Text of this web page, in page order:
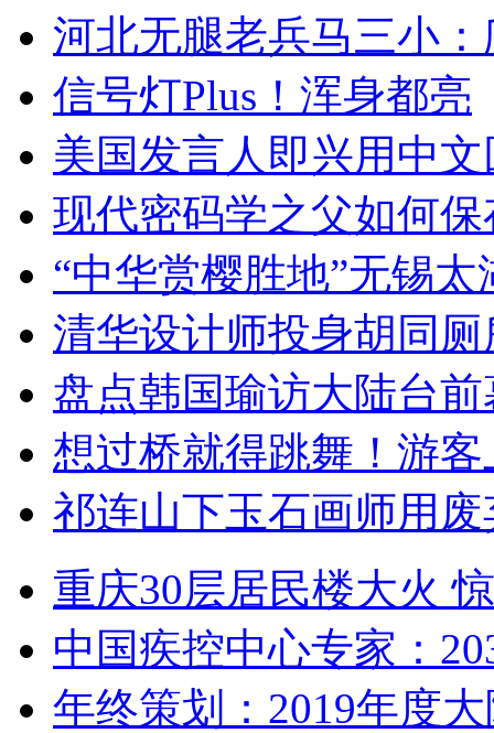
河北无腿老兵马三小
信号灯Plus！浑身都亮
美国发言人即兴用中
现代密码学之父如何
“中华赏樱胜地”无锡
清华设计师投身胡同
盘点韩国瑜访大陆台
想过桥就得跳舞！游客
祁连山下玉石画师用
重庆30层居民楼大火
中国疾控中心专家：
年终策划：2019年度